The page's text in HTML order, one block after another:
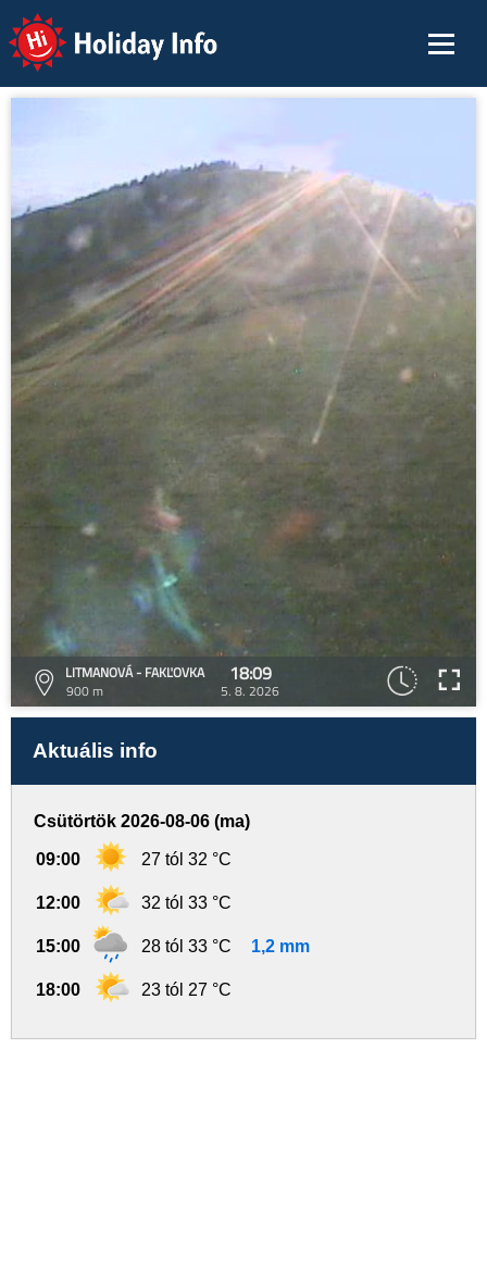
Holiday Info
LITMANOVÁ - FAKĽOVKA
900 m
18:09
5. 8. 2026
Aktuális info
Csütörtök 2026-08-06 (ma)
09:00 27 tól 32 °C
12:00 32 tól 33 °C
15:00 28 tól 33 °C 1,2 mm
18:00 23 tól 27 °C